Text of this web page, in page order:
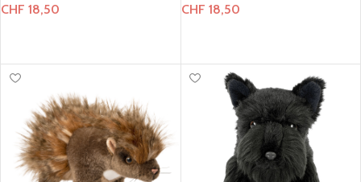
CHF 18,50 CHF 18,50